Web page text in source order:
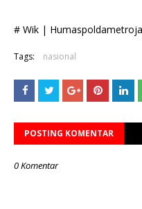
# Wik |
Tags: nasional
POSTING KOMENTAR
0 Komentar